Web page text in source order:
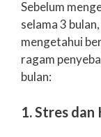
Sebelum
selama 3
mengetahui
ragam
bulan:
1. Stres